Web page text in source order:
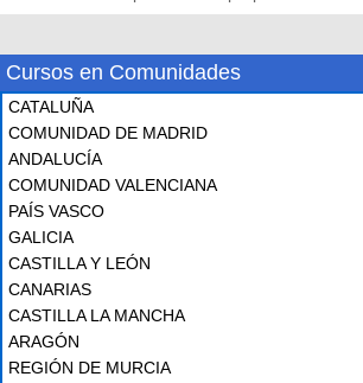
Cursos en Comunidades
CATALUÑA
COMUNIDAD DE MADRID
ANDALUCÍA
COMUNIDAD VALENCIANA
PAÍS VASCO
GALICIA
CASTILLA Y LEÓN
CANARIAS
CASTILLA LA MANCHA
ARAGÓN
REGIÓN DE MURCIA